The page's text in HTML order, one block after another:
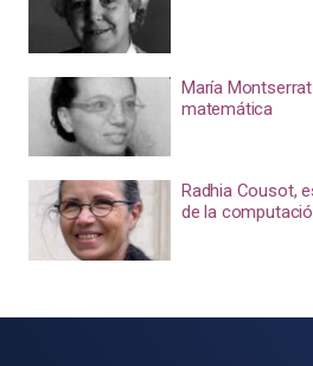
María Montserrat
matemática
Radhia Cousot,
de la